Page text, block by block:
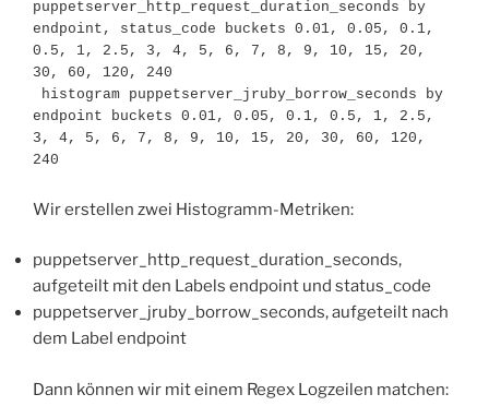
puppetserver_http_request_duration_seconds by
endpoint, status_code buckets 0.01, 0.05, 0.1,
0.5, 1, 2.5, 3, 4, 5, 6, 7, 8, 9, 10, 15, 20,
30, 60, 120, 240
endpoint buckets 0.01, 0.05, 0.1, 0.5, 1, 2.5,
3, 4, 5, 6, 7, 8, 9, 10, 15, 20, 30, 60, 120,
240
Wir erstellen zwei Histogramm-Metriken:
puppetserver_http_request_duration_seconds,
aufgeteilt mit den Labels endpoint und status_code
puppetserver_jruby_borrow_seconds, aufgeteilt nach
dem Label endpoint
Dann können wir mit einem Regex Logzeilen matchen: